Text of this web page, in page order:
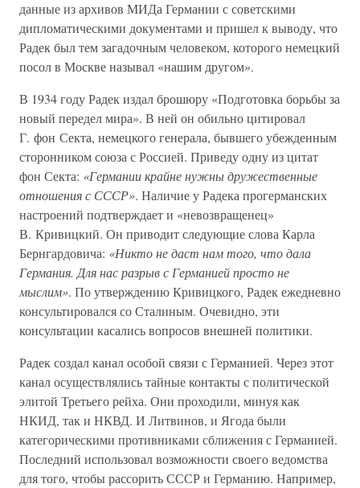
данные из архивов МИДа Германии с советскими
дипломатическими документами и пришел к выводу, что
Радек был тем загадочным человеком, которого немецкий
посол в Москве называл «нашим другом».
В 1934 году Радек издал брошюру «Подготовка борьбы за
новый передел мира». В ней он обильно цитировал
Г. фон Секта, немецкого генерала, бывшего убежденным
сторонником союза с Россией. Приведу одну из цитат
фон Секта: «Германии крайне нужны дружественные
отношения с СССР». Наличие у Радека прогерманских
настроений подтверждает и «невозвращенец»
В. Кривицкий. Он приводит следующие слова Карла
Бернгардовича: «Никто не даст нам того, что дала
Германия. Для нас разрыв с Германией просто не
мыслим». По утверждению Кривицкого, Радек ежедневно
консультировался со Сталиным. Очевидно, эти
консультации касались вопросов внешней политики.
Радек создал канал особой связи с Германией. Через этот
канал осуществлялись тайные контакты с политической
элитой Третьего рейха. Они проходили, минуя как
НКИД, так и НКВД. И Литвинов, и Ягода были
категорическими противниками сближения с Германией.
Последний использовал возможности своего ведомства
для того, чтобы рассорить СССР и Германию. Например,